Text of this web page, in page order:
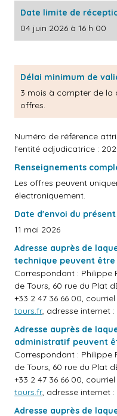
Date limite de
04 juin 2026 à 16 h 00
Délai minimum de
3 mois à compter de la
offres.
Numéro de référence
l'entité adjudicatrice :
Renseignements
Les offres peuvent
électroniquement.
Date d'envoi du
11 mai 2026
Adresse auprès de
technique peuvent être
Correspondant : Philippe
de Tours, 60 rue du Plat
+33 2 47 36 66 00, courriel
tours.fr, adresse internet :
Adresse auprès de
administratif peuvent
Correspondant : Philippe
de Tours, 60 rue du Plat
+33 2 47 36 66 00, courriel
tours.fr, adresse internet :
Adresse auprès de